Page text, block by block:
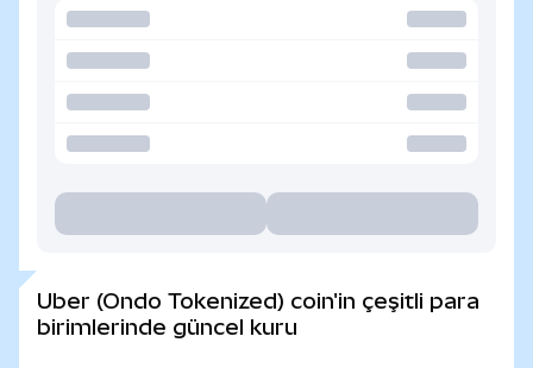
Uber (Ondo Tokenized) coin'in çeşitli para
birimlerinde güncel kuru